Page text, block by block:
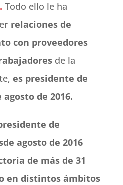
Todo ello le ha
relaciones de
con proveedores
de la
es presidente de
de 2016.
de
agosto de 2016
de más de 31
en distintos ámbitos